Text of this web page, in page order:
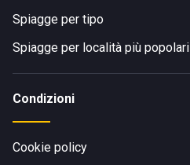
Spiagge per tipo
Spiagge per località più popolari
Condizioni
Cookie policy